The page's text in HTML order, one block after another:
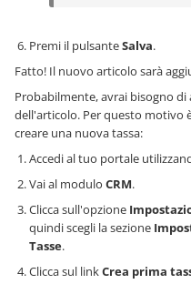
Premi il pulsanteSalva.
Fatto! Il nuovo articolo sarà
Probabilmente, avrai bisogno di
dell'articolo. Per questo motivo
creare una nuova tassa:
Accedi al tuo portale
Vai al modulo CRM.
Clicca sull'opzione
quindi scegli la sezione
Tasse.
Clicca sul linkCrea prima